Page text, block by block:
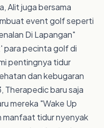
Alit juga bersama
event golf seperti
Di Lapangan"
para pecinta golf di
pentingnya tidur
dan kebugaran
Therapedic baru saja
mereka "Wake Up
manfaat tidur nyenyak